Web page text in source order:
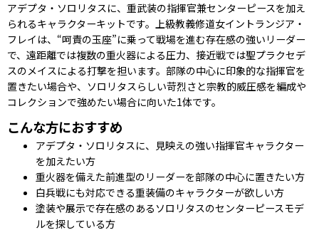
アデプタ・ソロリタスに、重武装の指揮官兼センターピースを加え
られるキャラクターキットです。上級教義修道女イントランジア・
フレイは、“呵責の玉座”に乗って戦場を進む存在感の強いリーダー
で、遠距離では複数の重火器による圧力、接近戦では聖プラクセデ
スのメイスによる打撃を担います。部隊の中心に印象的な指揮官を
置きたい場合や、ソロリタスらしい苛烈さと宗教的威圧感を編成や
コレクションで強めたい場合に向いた1体です。
こんな方におすすめ
アデプタ・ソロリタスに、見映えの強い指揮官キャラクター
を加えたい方
重火器を備えた前進型のリーダーを部隊の中心に置きたい方
白兵戦にも対応できる重装備のキャラクターが欲しい方
塗装や展示で存在感のあるソロリタスのセンターピースモデ
ルを探している方